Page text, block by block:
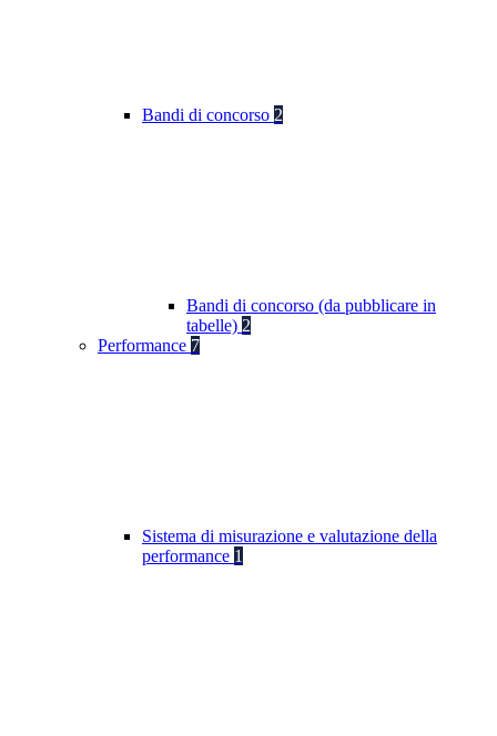
Bandi di concorso 2
Bandi di concorso (da pubblicare in
tabelle) 2
Performance 7
Sistema di misurazione e valutazione della
performance 1